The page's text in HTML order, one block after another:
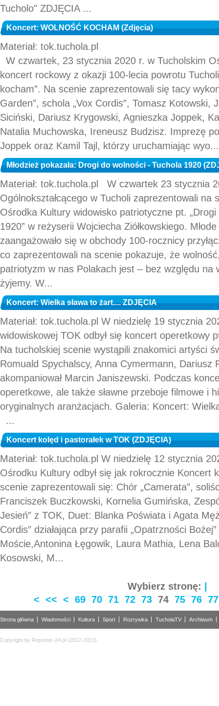
Tucholo" ZDJĘCIA ...
Koncert: WOLNOŚĆ KOCHAM (Zdjęcia)
Materiał: tok.tuchola.pl
W czwartek, 23 stycznia 2020 r. w Tucholskim
koncert rockowy z okazji 100-lecia powrotu
kocham”. Na scenie zaprezentowali się tacy
Garden”, schola „Vox Cordis”, Tomasz Kotowski,
Siciński, Dariusz Krygowski, Agnieszka Joppek,
Natalia Muchowska, Ireneusz Budzisz. Imprezę
Joppek oraz Kamil Tajl, którzy uruchamiając wyo...
Młodzież pokazała: Drogi do wolności - Tuchola 1920
Materiał: tok.tuchola.pl W czwartek 23 stycznia
Ogólnokształcącego w Tucholi zaprezentowali na
Ośrodka Kultury widowisko patriotyczne pt.
1920” w reżyserii Wojciecha Ziółkowskiego.
zaangażowało się w obchody 100-rocznicy
co zaprezentowali na scenie pokazuje, że
patriotyzm w nas Polakach jest – bez względu na
żyjemy. W...
Koncert: Wielka sława to żart.... ZDJĘCIA
Materiał: tok.tuchola.pl W niedzielę 19 stycznia
widowiskowej TOK odbył się koncert operetkowy
Na tucholskiej scenie wystąpili znakomici artyści
Romuald Spychalscy, Anna Cymermann, Dariusz
akompaniował Marcin Janiszewski. Podczas
operetkowe, ale także sławne przeboje filmowe i
oryginalnych aranżacjach. Galeria: Koncert:
...
Koncert kolęd i pastorałek w TOK (ZDJĘCIA)
Materiał: tok.tuchola.pl W niedzielę 12 stycznia
Ośrodku Kultury odbył się jak rokrocznie Koncert
scenie zaprezentowali się: Chór „Camerata”,
Franciszek Buczkowski, Kornelia Gumińska,
Jesień” z TOK, Duet: Blanka Poświata i Agata
Cordis” działająca przy parafii „Opatrzności
Moście,Antonina Łęgowik, Laura Mathia, Lena
Kosowski, M...
Wybierz stronę: |
< << < 69 70 71 72 73 74 75 76 77
Strona główna Wiadomości Kultura Sport Rozrywka TucholaTV Archiwum
Copyright by Reporter-24.pl (2012-2013)